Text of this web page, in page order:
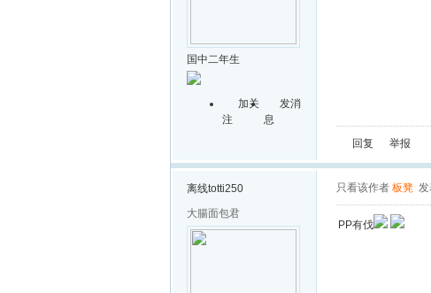
国中二年生
加关
注
发消
息
回复 举报
离线totti250
大腸面包君
只看该作者 板凳
PP有伐